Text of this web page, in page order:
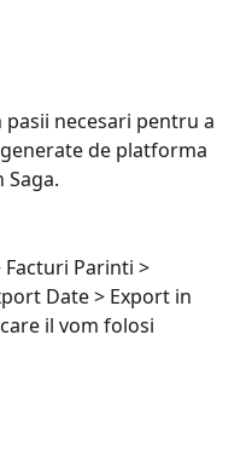
necesari pentru a
de platforma
Saga.
Parinti >
Date > Export in
il vom folosi